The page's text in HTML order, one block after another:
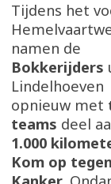
Tijdens het
namen de
Bokkerijders
Lindelhoeven
opnieuw met
teams deel
1.000
Kom op tegen